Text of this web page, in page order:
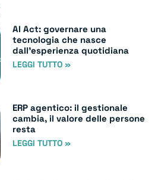
AI Act: governare una
tecnologia che nasce
dall’esperienza quotidiana
LEGGI TUTTO »
ERP agentico: il gestionale
cambia, il valore delle persone
resta
LEGGI TUTTO »